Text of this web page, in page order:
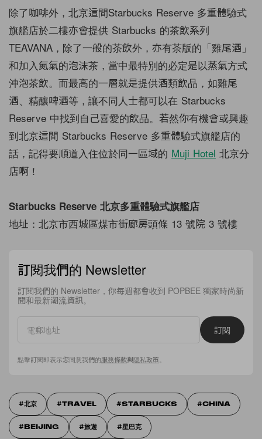
除了咖啡外，北京這間Starbucks Reserve 多重體驗式
旗艦店於二樓亦會提供 Starbucks 的茶飲系列
TEAVANA，除了一般的茶飲外，亦有茶版的「雞尾酒」
和加入氮氣的泡沫茶，當中最特別的必定是以蒸氣方式
沖泡茶飲。而最高的一層就是提供酒類飲品，如雞尾
酒、精釀啤酒等，讓不同人士都可以在 Starbucks
Reserve 中找到自己喜愛的飲品。若然你有機會或興趣
到北京這間 Starbucks Reserve 多重體驗式旗艦店的
話，記得要順道入住位於同一區域的 Muji Hotel 北京分
店啊！
Starbucks Reserve 北京多重體驗式旗艦店
地址：北京市西城區煤市街廊房頭條 13 號院 3 號樓
訂閱我們的 Newsletter
訂閱我們的 Newsletter，你每週都會收到 POPBEE 獨家時尚新
聞和最新潮流資訊。
訂閱
點擊訂閱即表示您同意我們的服務條款與隱私政策
北京 TRAVEL STARBUCKS CHINA
BEIJING 旅遊 星巴克